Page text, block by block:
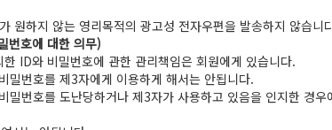
원하지 않는 영리목적의 광고성 전자우편을 발송하지 않습니
번호에 대한 의무)
ID와 비밀번호에 관한 관리책임은 회원에게 있습니다.
번호를 제3자에게 이용하게 해서는 안됩니다.
번호를 도난당하거나 제3자가 사용하고 있음을 인지한 경